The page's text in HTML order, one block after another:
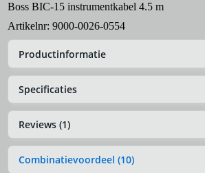
Boss BIC-15 instrumentkabel 4.5 m
Artikelnr: 9000-0026-0554
Productinformatie
Specificaties
Reviews (1)
Combinatievoordeel (10)